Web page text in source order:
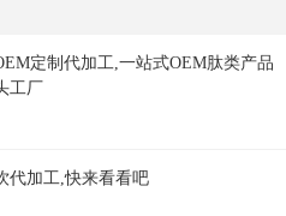
定制代加工,一站式OEM肽类产品
工厂
代加工,快来看看吧